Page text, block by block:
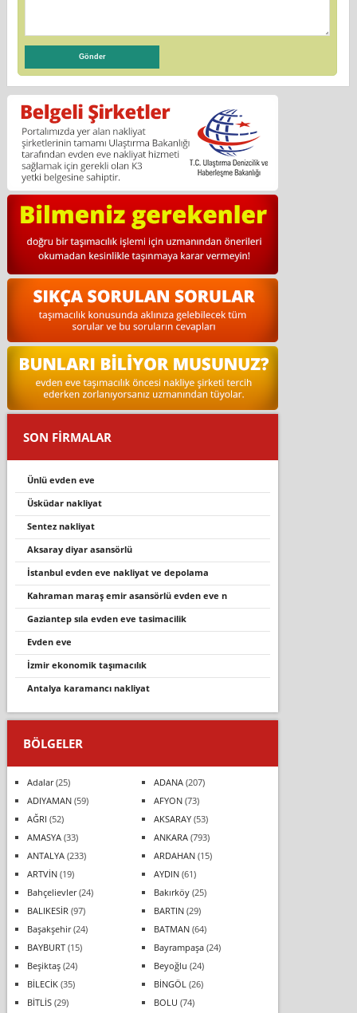
SON FİRMALAR
ünlü evden eve
üsküdar nakli̇yat
sentez nakliyat
aksaray di̇yar asansörlü
i̇stanbul evden eve nakli̇yat ve depolama
kahraman maraş emi̇r asansörlü evden eve n
gaziantep sila evden eve tasimacilik
evden eve
izmir ekonomik taşımacılık
antalya karamancı nakliyat
BÖLGELER
Adalar(25) ADANA(207)
ADIYAMAN(59) AFYON(73)
AĞRI (52) AKSARAY(53)
AMASYA(33) ANKARA(793)
ANTALYA(233) ARDAHAN(15)
ARTVİN(19) AYDIN(61)
Bahçelievler(24) Bakırköy(25)
BALIKESİR (97) BARTIN(29)
Başakşehir(24) BATMAN(64)
BAYBURT(15) Bayrampaşa(24)
Beşiktaş(24) Beyoğlu (24)
BİLECİK(35) BİNGÖL (26)
BİTLİS(29) BOLU (74)